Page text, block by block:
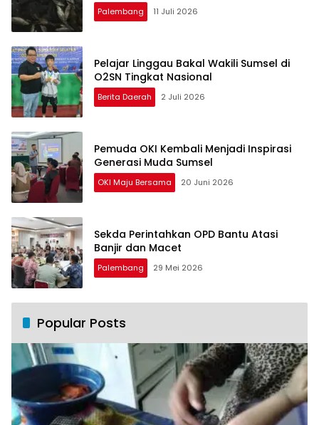
Palembang 11 Juli 2026
Pelajar Linggau Bakal Wakili Sumsel di
O2SN Tingkat Nasional
Berita Daerah 2 Juli 2026
Pemuda OKI Kembali Menjadi Inspirasi
Generasi Muda Sumsel
OKI Maju Bersama 20 Juni 2026
Sekda Perintahkan OPD Bantu Atasi
Banjir dan Macet
Palembang 29 Mei 2026
Popular Posts